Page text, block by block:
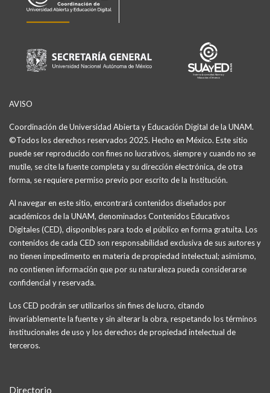
AVISO
Coordinación de Universidad Abierta y Educación Digital de la UNAM.
©Todos los derechos reservados 2025. Hecho en México. Este sitio
puede ser reproducido con fines no lucrativos, siempre y cuando no se
mutile, se cite la fuente completa y su dirección electrónica, de otra
forma, se requiere permiso previo por escrito de la Institución.
Al navegar en este sitio, encontrará contenidos diseñados por
académicos de la UNAM, denominados Contenidos Educativos
Digitales (CED), disponibles para todo el público en forma gratuita. Los
contenidos de cada CED son responsabilidad exclusiva de sus autores y
no tienen impedimento en materia de propiedad intelectual; asimismo,
no contienen información que por su naturaleza pueda considerarse
confidencial y reservada.
Los CED podrán ser utilizarlos sin fines de lucro, citando
invariablemente la fuente y sin alterar la obra, respetando los términos
institucionales de uso y los derechos de propiedad intelectual de
terceros.
Directorio